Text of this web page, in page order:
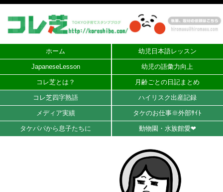
ホーム 幼児日本語レッスン
JapaneseLesson 幼児の語彙力向上
コレ芝とは？ 月齢ごとの日記まとめ
コレ芝四字熟語 ハイリスク出産記録
メディア実績 タケのお仕事※外部ｻｲﾄ
タケパパから息子たちに 動物園・水族館愛❤︎